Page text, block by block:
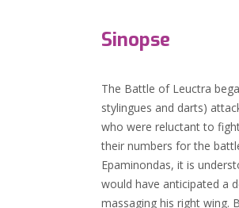
Sinopse
The Battle of Leuctra
stylingues and darts)
who were reluctant to
their numbers for the
Epaminondas, it is
would have anticipated a
massaging his right wing.